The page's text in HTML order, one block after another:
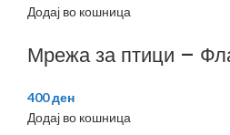
Додај во кошница
Мрежа за птици –
400ден
Додај во кошница